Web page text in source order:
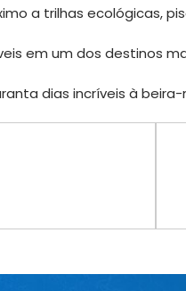
a trilhas ecológicas,
em um dos destinos
dias incríveis à beira-